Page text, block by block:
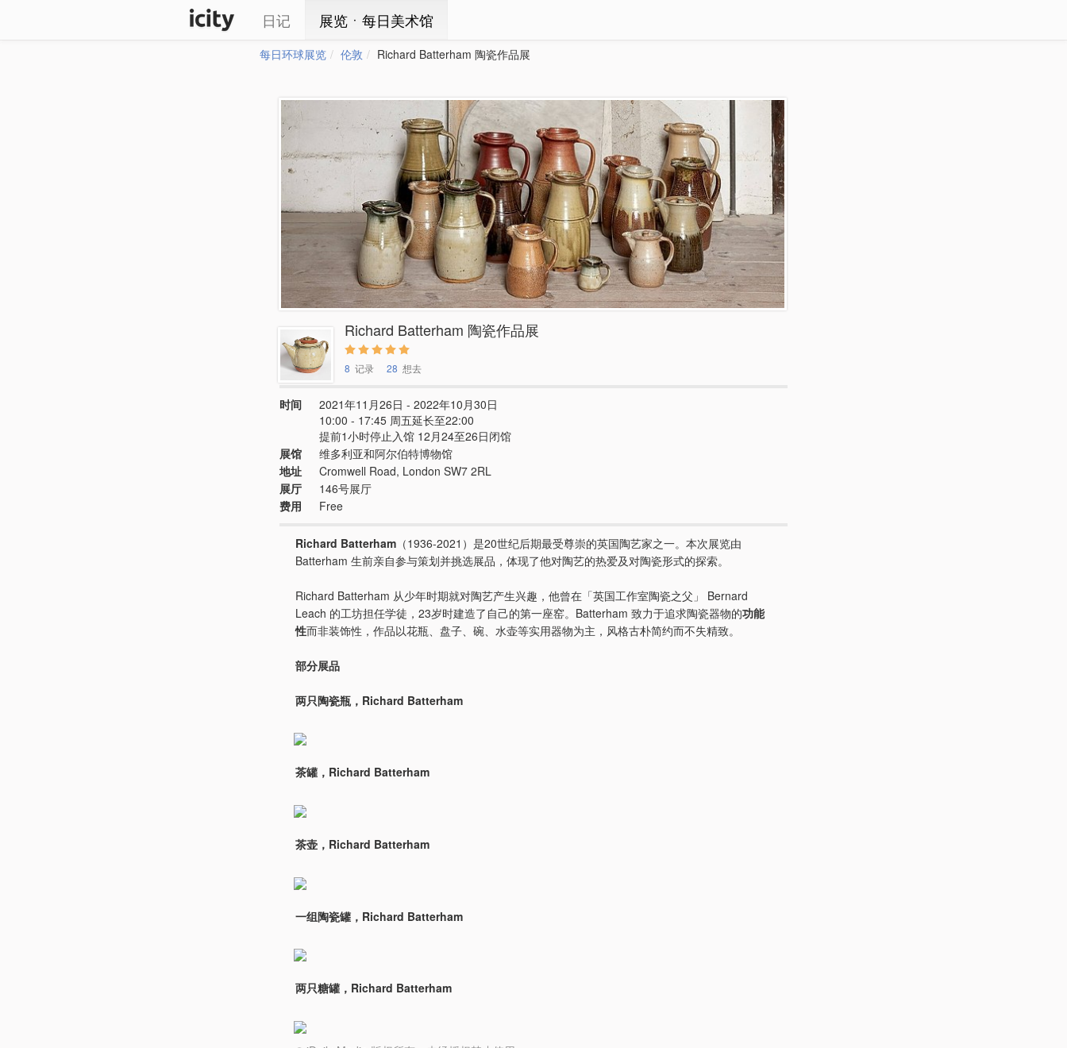
日记 展览ㆍ每日美术馆
每日环球展览 伦敦 Richard Batterham 陶瓷作品展
Richard Batterham 陶瓷作品展
8 记录 28 想去
时间
2021年11月26日 - 2022年10月30日
10:00 - 17:45 周五延长至22:00
提前1小时停止入馆 12月24至26日闭馆
展馆
维多利亚和阿尔伯特博物馆
地址
Cromwell Road, London SW7 2RL
展厅
146号展厅
费用
Free
Richard Batterham （1936-2021）是20世纪后期最受尊崇的英国陶艺家之一。本次展览由
Batterham 生前亲自参与策划并挑选展品，体现了他对陶艺的热爱及对陶瓷形式的探索。
Richard Batterham 从少年时期就对陶艺产生兴趣，他曾在「英国工作室陶瓷之父」 Bernard
Leach 的工坊担任学徒，23岁时建造了自己的第一座窑。Batterham 致力于追求陶瓷器物的功能
性而非装饰性，作品以花瓶、盘子、碗、水壶等实用器物为主，风格古朴简约而不失精致。
部分展品
两只陶瓷瓶，Richard Batterham
茶罐，Richard Batterham
茶壶，Richard Batterham
一组陶瓷罐，Richard Batterham
两只糖罐，Richard Batterham